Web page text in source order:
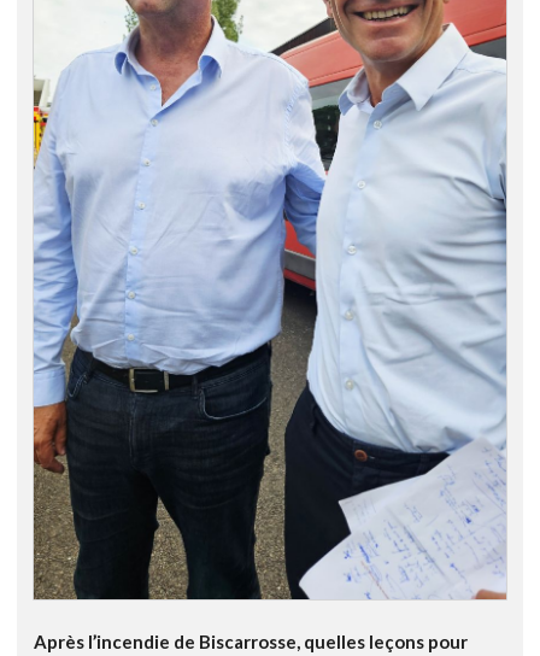
Après l’incendie de Biscarrosse, quelles leçons pour